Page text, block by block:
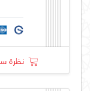
نظرة